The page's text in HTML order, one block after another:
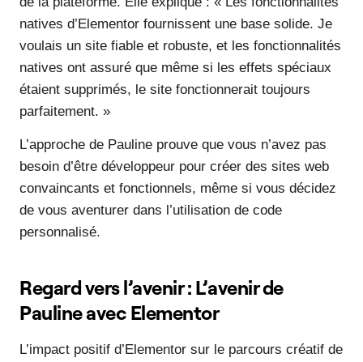
natives d’Elementor fournissent une base solide. Je
voulais un site fiable et robuste, et les fonctionnalités
natives ont assuré que même si les effets spéciaux
étaient supprimés, le site fonctionnerait toujours
parfaitement. »
L’approche de Pauline prouve que vous n’avez pas
besoin d’être développeur pour créer des sites web
convaincants et fonctionnels, même si vous décidez
de vous aventurer dans l’utilisation de code
personnalisé.
Regard vers l’avenir : L’avenir de
Pauline avec Elementor
L’impact positif d’Elementor sur le parcours créatif de